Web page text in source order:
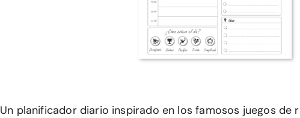
Un planificador diario inspirado en los famosos juegos de